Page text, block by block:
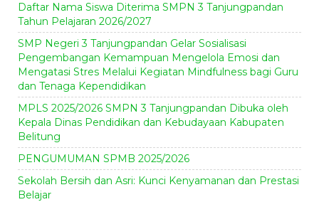
Daftar Nama Siswa Diterima SMPN 3 Tanjungpandan
Tahun Pelajaran 2026/2027
SMP Negeri 3 Tanjungpandan Gelar Sosialisasi
Pengembangan Kemampuan Mengelola Emosi dan
Mengatasi Stres Melalui Kegiatan Mindfulness bagi Guru
dan Tenaga Kependidikan
MPLS 2025/2026 SMPN 3 Tanjungpandan Dibuka oleh
Kepala Dinas Pendidikan dan Kebudayaan Kabupaten
Belitung
PENGUMUMAN SPMB 2025/2026
Sekolah Bersih dan Asri: Kunci Kenyamanan dan Prestasi
Belajar